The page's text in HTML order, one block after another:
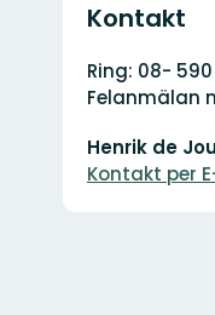
Kontakt
Adresse
Ring: 08-
Felanmälan
Mail-
Adresse
Henrik de
Kontakt per